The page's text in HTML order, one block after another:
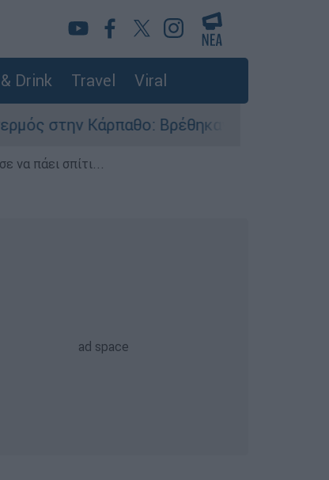
Drink Travel Viral
Βρέθηκαν παλιά πυρομαχικά στο
να πάει σπίτι...